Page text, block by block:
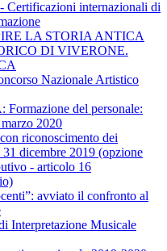
Certificazioni internazionali di
LA STORIA ANTICA
DI VIVERONE.
Nazionale Artistico
del personale:
2020
riconoscimento dei
dicembre 2019 (opzione
- articolo 16
avviato il confronto al
Interpretazione Musicale